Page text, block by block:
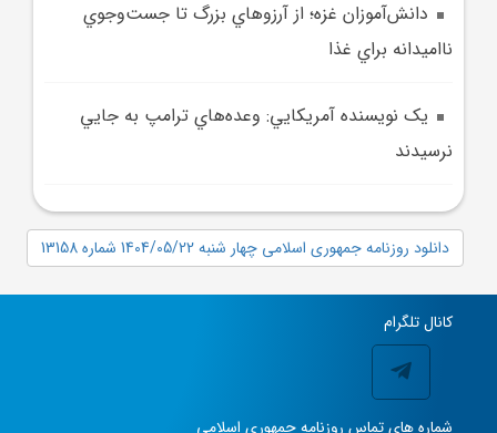
دانش‌آموزان غزه؛ از آرزوهاي بزرگ تا جست‌وجوي
نااميدانه براي غذا
يک نويسنده آمريکايي: وعده‌هاي ترامپ به جايي
نرسيدند
دانلود روزنامه جمهوری اسلامی چهار شنبه 1404/05/22 شماره 13158
کانال تلگرام
شماره های تماس روزنامه جمهوری اسلامی